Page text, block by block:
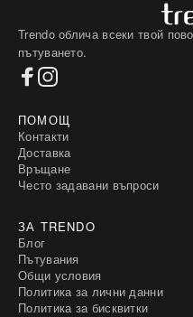
Trendo облича всеки твой
пътуването.
ПОМОЩ
Контакти
Доставка
Връщане
Често задавани въпроси
ЗА TRENDO
Блог
Пътувания
Общи условия
Политика за лични данни
Политика за бисквитки